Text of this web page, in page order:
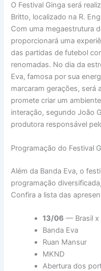
O Festival Ginga será
Britto, localizado na R.
Com uma megaestrutura
proporcionará uma
das partidas de futebol
renomadas. No dia da
Eva, famosa por sua
marcaram gerações, será
promete criar um
interação, segundo João
produtora responsável
Programação do Festival
Além da Banda Eva, o
programação
Confira a lista das
13/06 — Brasil x
Banda Eva
Ruan Mansur
MKND
Abertura dos